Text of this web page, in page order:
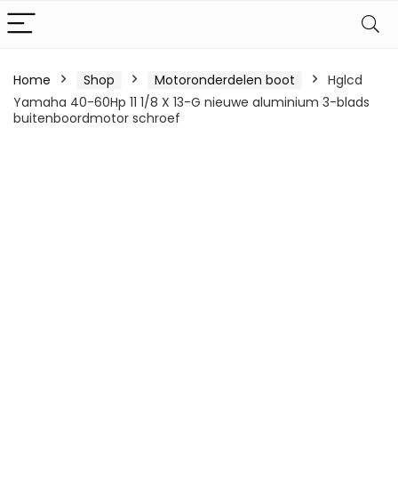
Home Shop Motoronderdelen boot
Hglcd
Yamaha 40-60Hp 11 1/8 X 13-G nieuwe aluminium 3-blads
buitenboordmotor schroef